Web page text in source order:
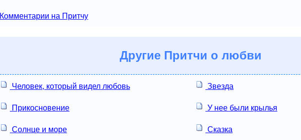
Комментарии на Притчу
Другие Притчи о любви
Человек, который видел любовь Звезда
Прикосновение У нее были крылья
Солнце и море Сказка